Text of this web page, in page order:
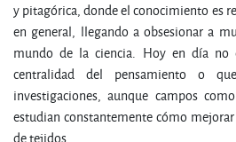
y pitagórica, donde el conocimiento es
en general, llegando a obsesionar a
mundo de la ciencia. Hoy en día
centralidad del pensamiento o
investigaciones, aunque campos
estudian constantemente cómo
de tejidos.